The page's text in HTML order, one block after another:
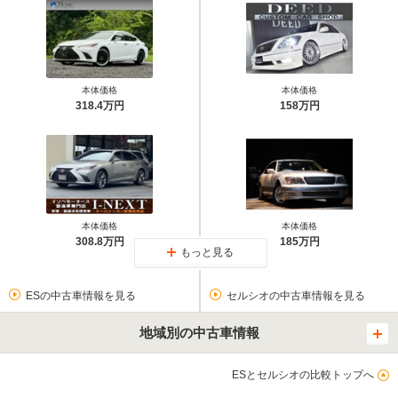
本体価格
318.4万円
本体価格
308.8万円
本体価格
158万円
本体価格
185万円
もっと見る
ESの中古車情報を見る セルシオの中古車情報を見る
地域別の中古車情報
ESとセルシオの比較トップへ